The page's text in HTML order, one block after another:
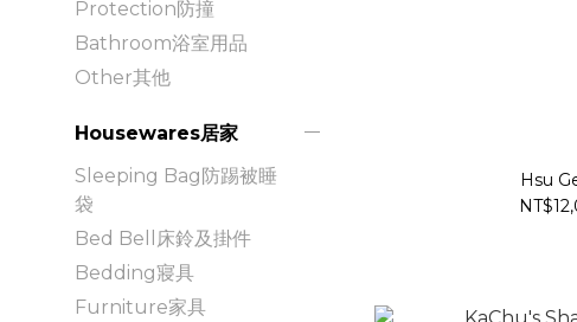
Protection防撞
Bathroom浴室用品
Other其他
Housewares居家
Sleeping Bag防踢被睡
袋
Bed Bell床鈴及掛件
Bedding寢具
Furniture家具
Hsu